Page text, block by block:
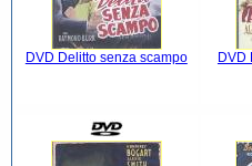
DVD Delitto senza scampo DVD